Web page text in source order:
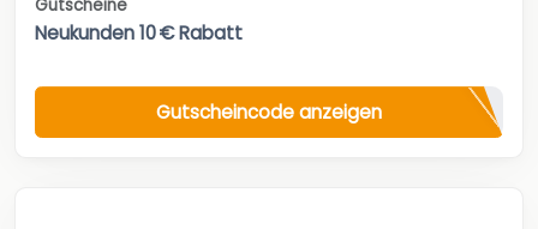
Gutscheine
Neukunden 10 € Rabatt
Gutscheincode anzeigen